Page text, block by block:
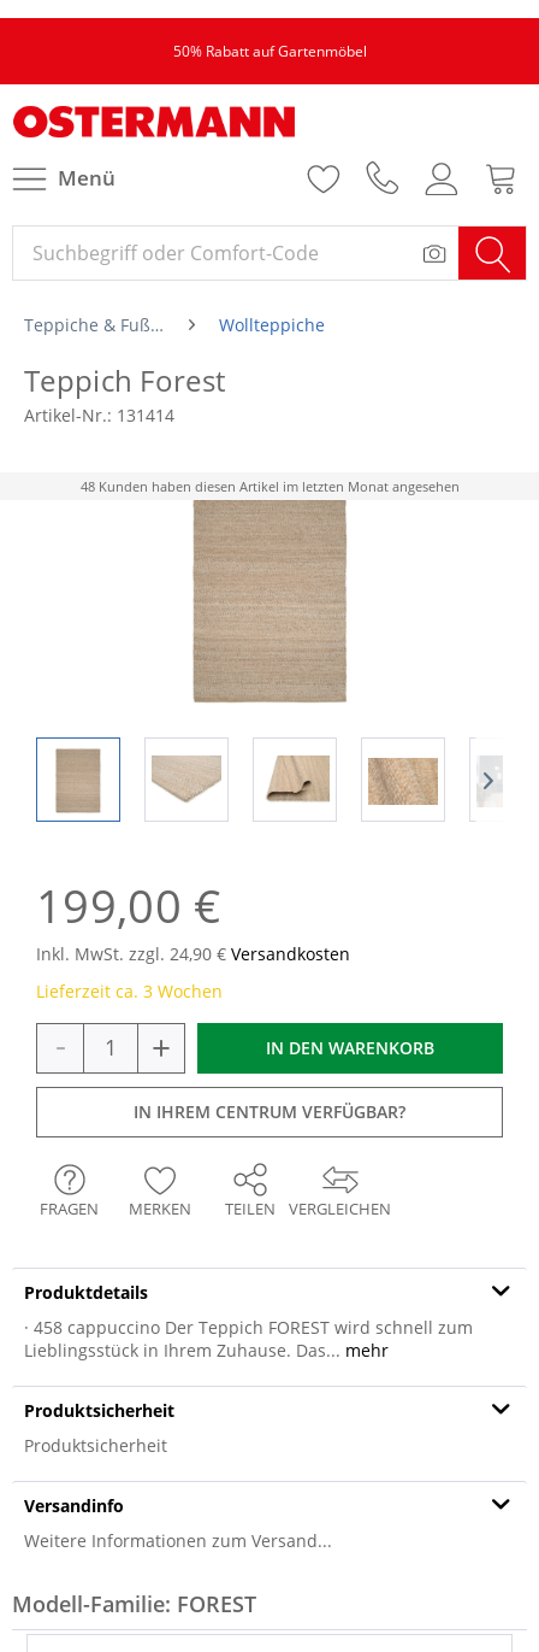
50% Rabatt auf Gartenmöbel
Menü
Teppiche & Fußmatten Wollteppiche
Teppich Forest
Artikel-Nr.: 131414
48 Kunden haben diesen Artikel im letzten Monat angesehen
199,00 €
Inkl. MwSt. zzgl. 24,90 € Versandkosten
Lieferzeit ca. 3 Wochen
- + IN DEN WARENKORB
IN IHREM CENTRUM VERFÜGBAR?
VERGLEICHEN
FRAGEN MERKEN TEILEN
Produktdetails
· 458 cappuccino Der Teppich FOREST wird schnell zum
Lieblingsstück in Ihrem Zuhause. Das... mehr
Produktsicherheit
Produktsicherheit
Versandinfo
Weitere Informationen zum Versand...
Modell-Familie: FOREST